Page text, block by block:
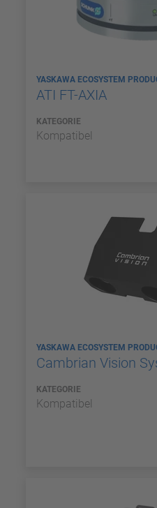
YASKAWA ECOSYSTEM
ATI FT-AXIA
KATEGORIE
Kompatibel
YASKAWA ECOSYSTEM
Cambrian Vision
KATEGORIE
Kompatibel